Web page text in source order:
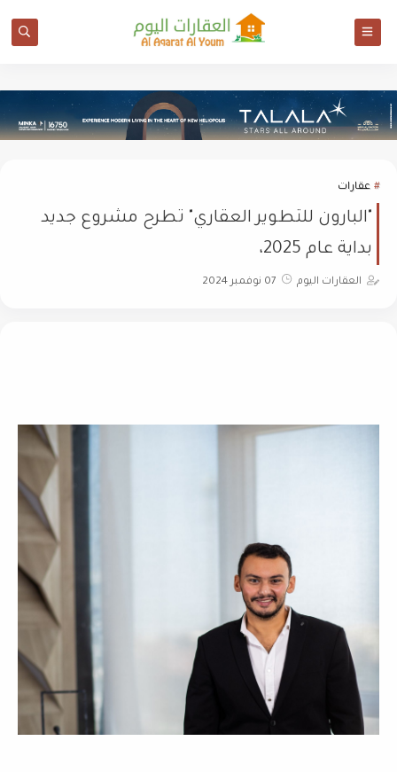
عقارات
"البارون للتطوير العقاري" تطرح مشروع جديد
بداية عام 2025،
العقارات اليوم 07 نوفمبر 2024